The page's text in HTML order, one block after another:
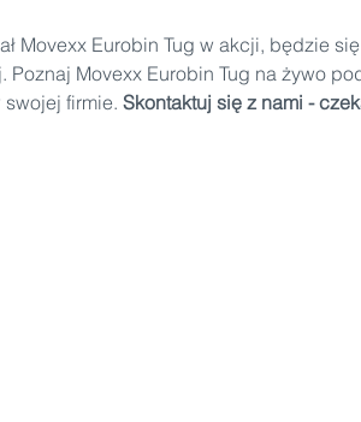
Movexx Eurobin Tug w akcji, będzie
Poznaj Movexx Eurobin Tug na żywo
firmie. Skontaktuj się z nami -